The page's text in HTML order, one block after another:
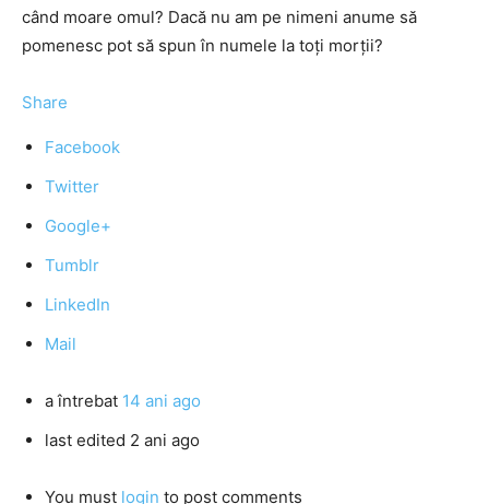
când moare omul? Dacă nu am pe nimeni anume să
pomenesc pot să spun în numele la toţi morţii?
Share
Facebook
Twitter
Google+
Tumblr
LinkedIn
Mail
a întrebat 14 ani ago
last edited 2 ani ago
You must login to post comments